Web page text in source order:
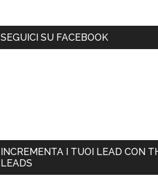
SEGUICI SU FACEBOOK
INCREMENTA I TUOI LEAD CON
LEADS